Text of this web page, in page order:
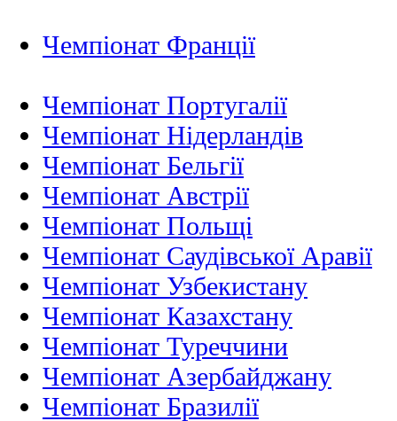
Чемпіонат Франції
Чемпіонат Португалії
Чемпіонат Нідерландiв
Чемпіонат Бельгії
Чемпіонат Австрії
Чемпіонат Польщі
Чемпіонат Саудівської Аравії
Чемпіонат Узбекистану
Чемпіонат Казахстану
Чемпіонат Туреччини
Чемпіонат Азербайджану
Чемпіонат Бразилії